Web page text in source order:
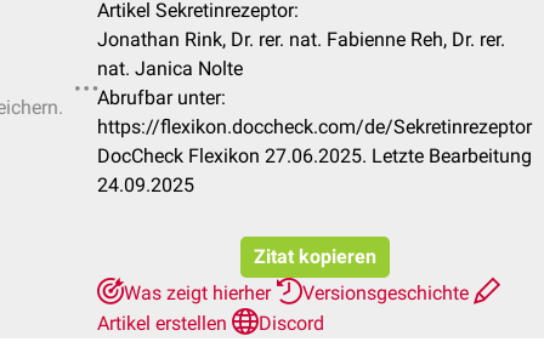
Artikel Sekretinrezeptor:
Jonathan Rink, Dr. rer. nat. Fabienne Reh, Dr. rer.
nat. Janica Nolte
Abrufbar unter:
https://flexikon.doccheck.com/de/Sekretinrezeptor
DocCheck Flexikon 27.06.2025. Letzte Bearbeitung
24.09.2025
Zitat kopieren
Was zeigt hierher
Versionsgeschichte
Artikel erstellen
Discord